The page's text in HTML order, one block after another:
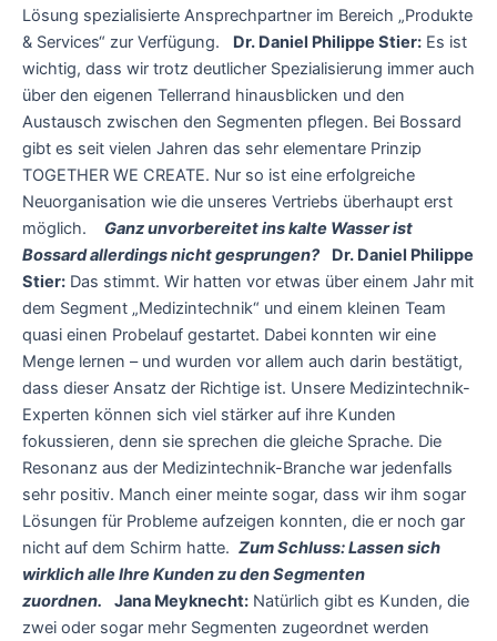
Lösung spezialisierte Ansprechpartner im Bereich „Produkte
& Services“ zur Verfügung. Dr. Daniel Philippe Stier: Es ist
wichtig, dass wir trotz deutlicher Spezialisierung immer auch
über den eigenen Tellerrand hinausblicken und den
Austausch zwischen den Segmenten pflegen. Bei Bossard
gibt es seit vielen Jahren das sehr elementare Prinzip
TOGETHER WE CREATE. Nur so ist eine erfolgreiche
Neuorganisation wie die unseres Vertriebs überhaupt erst
möglich. Ganz unvorbereitet ins kalte Wasser ist
Bossard allerdings nicht gesprungen?
Dr. Daniel Philippe
Stier: Das stimmt. Wir hatten vor etwas über einem Jahr mit
dem Segment „Medizintechnik“ und einem kleinen Team
quasi einen Probelauf gestartet. Dabei konnten wir eine
Menge lernen – und wurden vor allem auch darin bestätigt,
dass dieser Ansatz der Richtige ist. Unsere Medizintechnik-
Experten können sich viel stärker auf ihre Kunden
fokussieren, denn sie sprechen die gleiche Sprache. Die
Resonanz aus der Medizintechnik-Branche war jedenfalls
sehr positiv. Manch einer meinte sogar, dass wir ihm sogar
Lösungen für Probleme aufzeigen konnten, die er noch gar
nicht auf dem Schirm hatte. Zum Schluss: Lassen sich
wirklich alle Ihre Kunden zu den Segmenten
zuordnen.
Jana Meyknecht: Natürlich gibt es Kunden, die
zwei oder sogar mehr Segmenten zugeordnet werden